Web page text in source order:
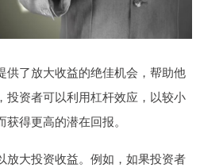
供了放大收益的绝佳机会，帮助他
投资者可以利用杠杆效应，以较小
得更高的潜在回报。
放大投资收益。例如，如果投资者